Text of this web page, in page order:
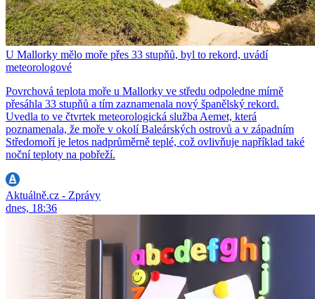
U Mallorky mělo moře přes 33 stupňů, byl to rekord, uvádí
meteorologové
Povrchová teplota moře u Mallorky ve středu odpoledne mírně
přesáhla 33 stupňů a tím zaznamenala nový španělský rekord.
Uvedla to ve čtvrtek meteorologická služba Aemet, která
poznamenala, že moře v okolí Baleárských ostrovů a v západním
Středomoří je letos nadprůměrně teplé, což ovlivňuje například také
noční teploty na pobřeží.
Aktuálně.cz - Zprávy
dnes, 18:36